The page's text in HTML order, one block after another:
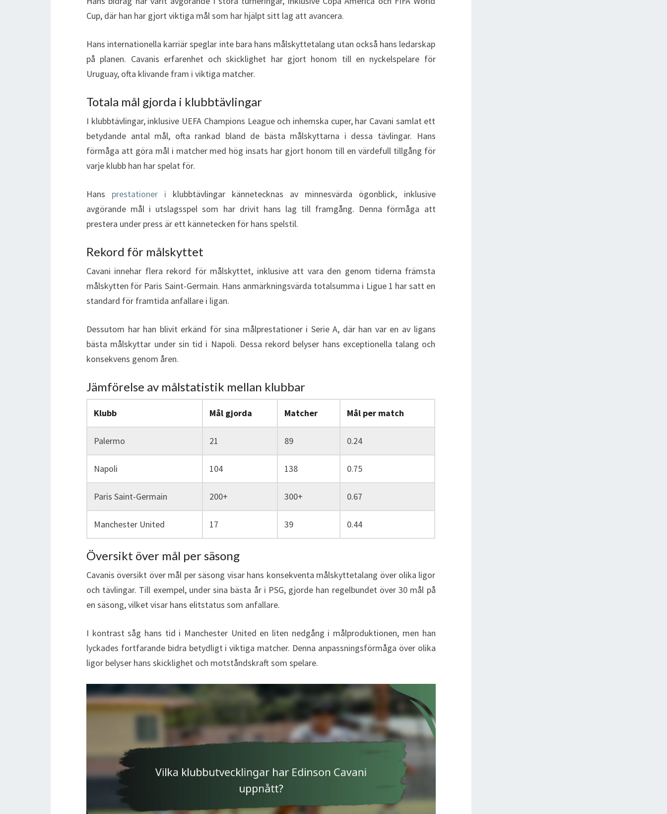
Cup, där han har gjort viktiga mål som har hjälpt sitt lag att avancera.
Hans internationella karriär speglar inte bara hans målskyttetalang utan också hans ledarskap
på planen. Cavanis erfarenhet och skicklighet har gjort honom till en nyckelspelare för
Uruguay, ofta klivande fram i viktiga matcher.
Totala mål gjorda i klubbtävlingar
I klubbtävlingar, inklusive UEFA Champions League och inhemska cuper, har Cavani samlat ett
betydande antal mål, ofta rankad bland de bästa målskyttarna i dessa tävlingar. Hans
förmåga att göra mål i matcher med hög insats har gjort honom till en värdefull tillgång för
varje klubb han har spelat för.
Hans prestationer i klubbtävlingar kännetecknas av minnesvärda ögonblick, inklusive
avgörande mål i utslagsspel som har drivit hans lag till framgång. Denna förmåga att
prestera under press är ett kännetecken för hans spelstil.
Rekord för målskyttet
Cavani innehar flera rekord för målskyttet, inklusive att vara den genom tiderna främsta
målskytten för Paris Saint-Germain. Hans anmärkningsvärda totalsumma i Ligue 1 har satt en
standard för framtida anfallare i ligan.
Dessutom har han blivit erkänd för sina målprestationer i Serie A, där han var en av ligans
bästa målskyttar under sin tid i Napoli. Dessa rekord belyser hans exceptionella talang och
konsekvens genom åren.
Jämförelse av målstatistik mellan klubbar
Klubb Mål gjorda Matcher Mål per match
Palermo 21 89 0.24
Napoli 104 138 0.75
Paris Saint-Germain 200+ 300+ 0.67
Manchester United 17 39 0.44
Översikt över mål per säsong
Cavanis översikt över mål per säsong visar hans konsekventa målskyttetalang över olika ligor
och tävlingar. Till exempel, under sina bästa år i PSG, gjorde han regelbundet över 30 mål på
en säsong, vilket visar hans elitstatus som anfallare.
I kontrast såg hans tid i Manchester United en liten nedgång i målproduktionen, men han
lyckades fortfarande bidra betydligt i viktiga matcher. Denna anpassningsförmåga över olika
ligor belyser hans skicklighet och motståndskraft som spelare.